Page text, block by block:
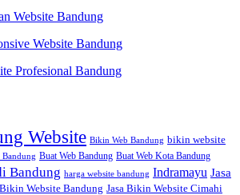
Website Bikin Web Bandung bikin website
Bandung Buat Web Bandung Buat Web Kota Bandung
Bandung harga website bandung Indramayu Jasa
Bikin Website Bandung Jasa Bikin Website Cimahi